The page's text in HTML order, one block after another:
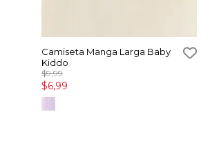
Camiseta Manga Larga Baby
Kiddo
$9,99
$6,99